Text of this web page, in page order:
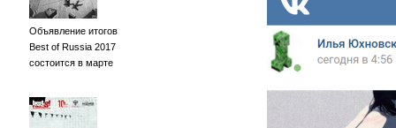
Объявление итогов
Best of Russia 2017
состоится в марте